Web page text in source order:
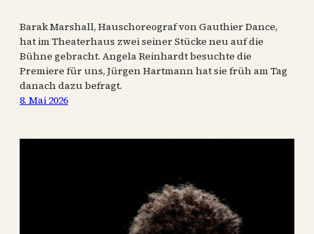
Barak Marshall, Hauschoreograf von Gauthier Dance,
hat im Theaterhaus zwei seiner Stücke neu auf die
Bühne gebracht. Angela Reinhardt besuchte die
Premiere für uns, Jürgen Hartmann hat sie früh am Tag
danach dazu befragt.
8. Mai 2026